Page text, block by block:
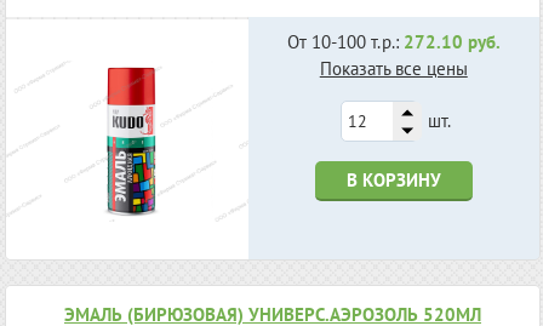
От 10-100 т.р.: 272.10 руб.
Показать все цены
шт.
В КОРЗИНУ
ЭМАЛЬ (БИРЮЗОВАЯ) УНИВЕРС.АЭРОЗОЛЬ 520МЛ